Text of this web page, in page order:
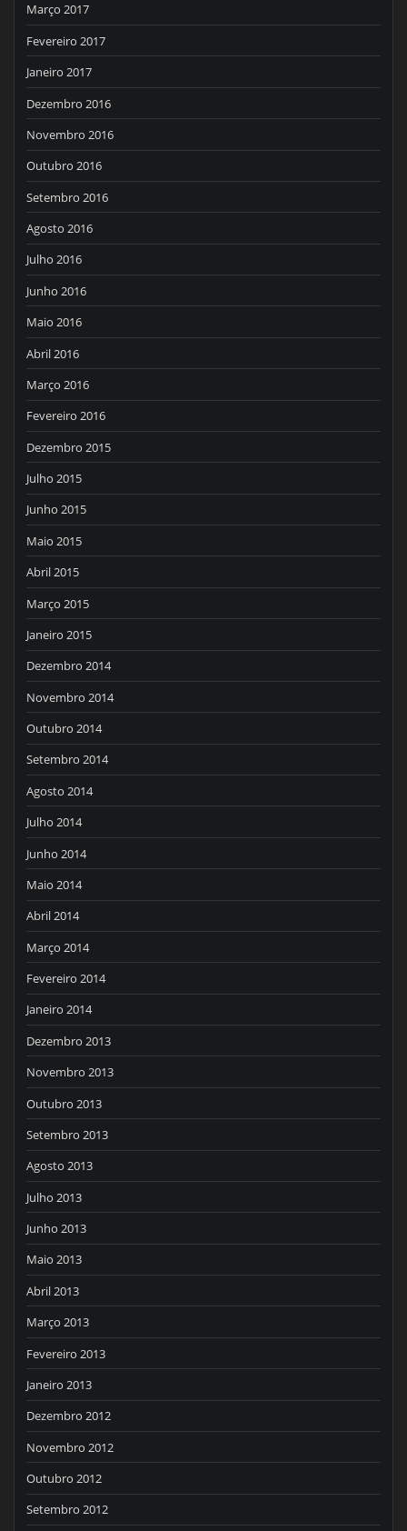
Março 2017
Fevereiro 2017
Janeiro 2017
Dezembro 2016
Novembro 2016
Outubro 2016
Setembro 2016
Agosto 2016
Julho 2016
Junho 2016
Maio 2016
Abril 2016
Março 2016
Fevereiro 2016
Dezembro 2015
Julho 2015
Junho 2015
Maio 2015
Abril 2015
Março 2015
Janeiro 2015
Dezembro 2014
Novembro 2014
Outubro 2014
Setembro 2014
Agosto 2014
Julho 2014
Junho 2014
Maio 2014
Abril 2014
Março 2014
Fevereiro 2014
Janeiro 2014
Dezembro 2013
Novembro 2013
Outubro 2013
Setembro 2013
Agosto 2013
Julho 2013
Junho 2013
Maio 2013
Abril 2013
Março 2013
Fevereiro 2013
Janeiro 2013
Dezembro 2012
Novembro 2012
Outubro 2012
Setembro 2012